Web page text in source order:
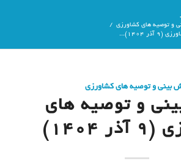
و توصیه های کشاورزی /
۱۴۰۴)...
بینی و توصیه های کشاورزی
و توصیه های
۱۴۰۴)